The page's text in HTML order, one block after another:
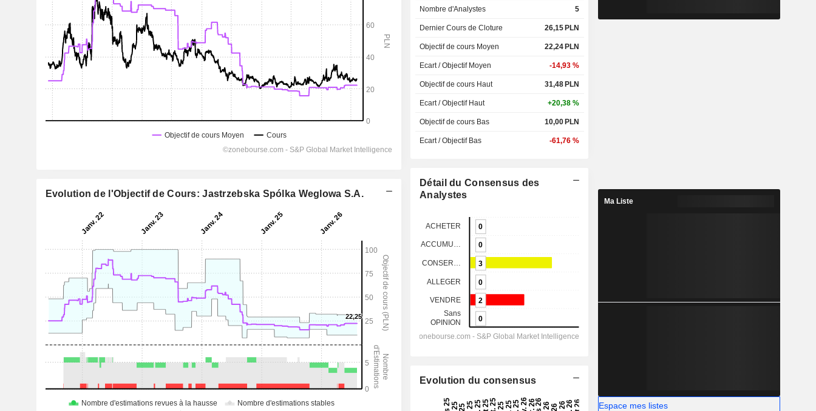
Evolution de l'Objectif de Cours: Jastrzebska Spólka Weglowa S.A.
Nombre d'Analystes 5
Dernier Cours de Cloture 26,15 PLN
Objectif de cours Moyen 22,24 PLN
Ecart / Objectif Moyen -14,93 %
Objectif de cours Haut 31,48 PLN
Ecart / Objectif Haut +20,38 %
Objectif de cours Bas 10,00 PLN
Ecart / Objectif Bas -61,76 %
Détail du Consensus des
Analystes
Evolution du consensus
Ma Liste
Espace mes listes